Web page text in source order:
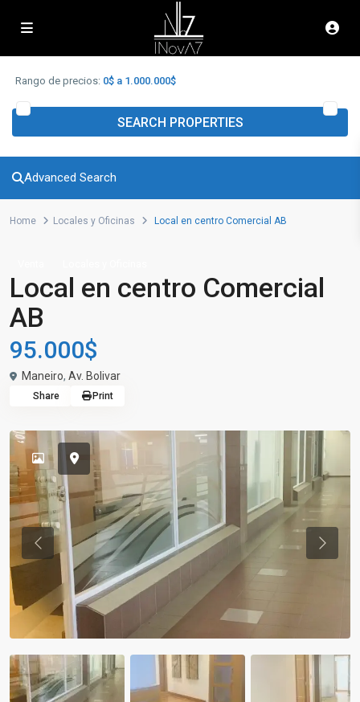
Rango de precios: 0$ a 1.000.000$
SEARCH PROPERTIES
Advanced Search
Home Locales y Oficinas Local en centro Comercial AB
Local en centro Comercial
AB
95.000$
Maneiro, Av. Bolivar
Share Print
Previous